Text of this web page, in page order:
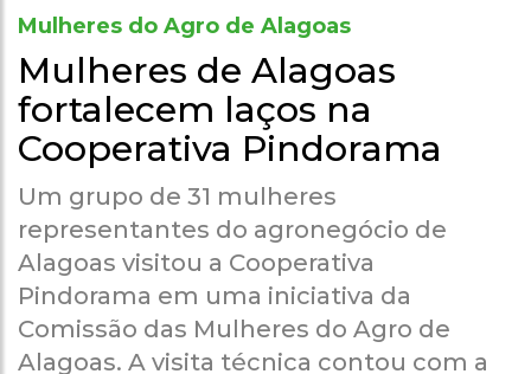
Mulheres do Agro de Alagoas
Mulheres de Alagoas
fortalecem laços na
Cooperativa Pindorama
Um grupo de 31 mulheres
representantes do agronegócio de
Alagoas visitou a Cooperativa
Pindorama em uma iniciativa da
Comissão das Mulheres do Agro de
Alagoas. A visita técnica contou com a